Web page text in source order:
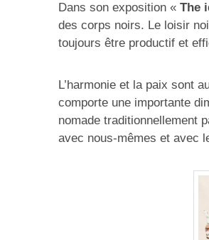
Dans son exposition « The
des corps noirs. Le loisir
toujours être productif et
L’harmonie et la paix sont
comporte une importante
nomade traditionnellement
avec nous-mêmes et avec